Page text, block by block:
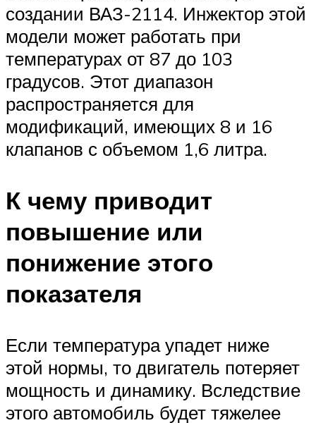
создании ВАЗ-2114. Инжектор этой
модели может работать при
температурах от 87 до 103
градусов. Этот диапазон
распространяется для
модификаций, имеющих 8 и 16
клапанов с объемом 1,6 литра.
К чему приводит
повышение или
понижение этого
показателя
Если температура упадет ниже
этой нормы, то двигатель потеряет
мощность и динамику. Вследствие
этого автомобиль будет тяжелее